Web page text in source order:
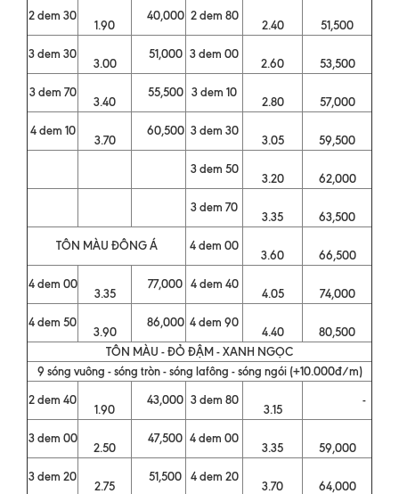
2 dem 30
1.90
40,000 2 dem 80
2.40
51,500
3 dem 30
3.00
51,000 3 dem 00
2.60
53,500
3 dem 70
3.40
55,500 3 dem 10
2.80
57,000
4 dem 10
3.70
60,500 3 dem 30
3.05
59,500
3 dem 50
3.20
62,000
3 dem 70
3.35
63,500
TÔN MÀU ĐÔNG Á
4 dem 00
3.60
66,500
4 dem 00
3.35
77,000 4 dem 40
4.05
74,000
4 dem 50
3.90
86,000 4 dem 90
4.40
80,500
TÔN MÀU - ĐỎ ĐẬM - XANH NGỌC
9 sóng vuông - sóng tròn - sóng lafông - sóng ngói (+10.000đ/m)
2 dem 40
1.90
43,000 3 dem 80
3.15
-
3 dem 00
2.50
47,500 4 dem 00
3.35
59,000
3 dem 20
2.75
51,500 4 dem 20
3.70
64,000